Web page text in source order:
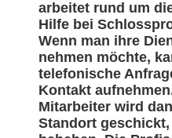
arbeitet rund um
Hilfe bei
Wenn man ihre
nehmen möchte,
telefonische
Kontakt
Mitarbeiter wird
Standort